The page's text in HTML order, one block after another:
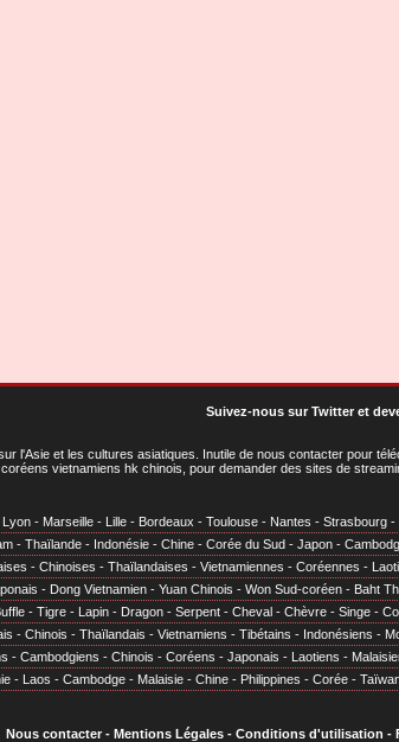
Suivez-nous sur Twitteret
l'Asie et les cultures asiatiques . Inutile de nous contacter pour
vietnamiens hk chinois, pour demander des sites de
Lyon - Marseille - Lille - Bordeaux - Toulouse - Nantes - Strasbourg -
- Thaïlande - Indonésie - Chine - Corée du Sud - Japon -
- Chinoises - Thaïlandaises - Vietnamiennes - Coréennes -
- Dong Vietnamien - Yuan Chinois - Won Sud-coréen - Baht
- Tigre - Lapin - Dragon - Serpent - Cheval - Chèvre - Singe -
- Chinois - Thaïlandais - Vietnamiens - Tibétains - Indonésiens -
- Cambodgiens - Chinois - Coréens - Japonais - Laotiens -
- Laos - Cambodge - Malaisie - Chine - Philippines - Corée -
Nous contacter- Mentions Légales- Conditions d'utilisation -